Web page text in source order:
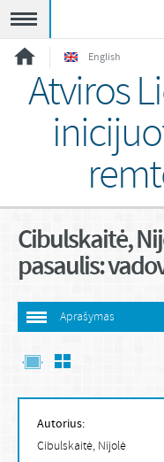
English
Atviros
Cibulskaitė,
pasaulis:
Aprašymas
Autorius:
Cibulskaitė, Nijolė